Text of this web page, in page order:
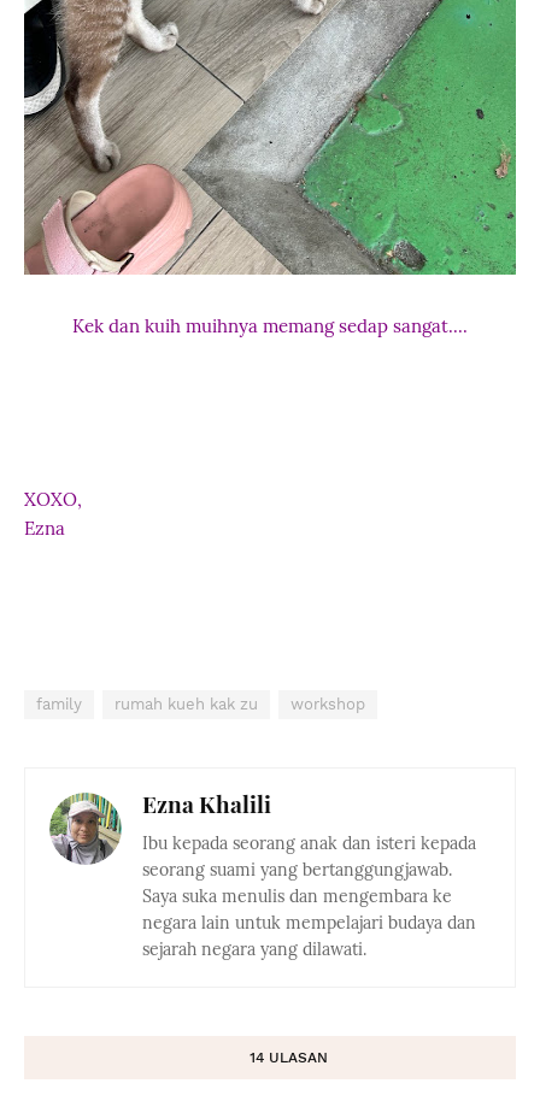
Kek dan kuih muihnya memang sedap sangat....
XOXO,
Ezna
family rumah kueh kak zu workshop
Ezna Khalili
Ibu kepada seorang anak dan isteri kepada
seorang suami yang bertanggungjawab.
Saya suka menulis dan mengembara ke
negara lain untuk mempelajari budaya dan
sejarah negara yang dilawati.
14 ULASAN